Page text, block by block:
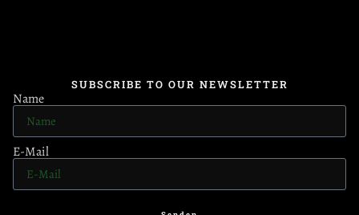
SUBSCRIBE TO OUR NEWSLETTER
Name
E-Mail